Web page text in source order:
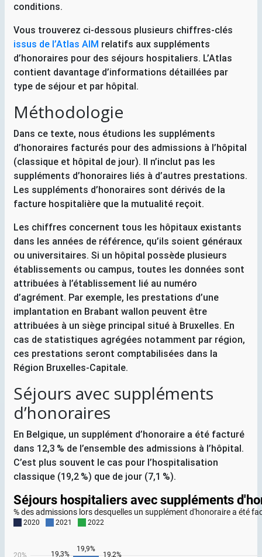
conditions.
Vous trouverez ci-dessous plusieurs chiffres-clés
issus de l’Atlas AIM relatifs aux suppléments
d’honoraires pour des séjours hospitaliers. L’Atlas
contient davantage d’informations détaillées par
type de séjour et par hôpital.
Méthodologie
Dans ce texte, nous étudions les suppléments
d’honoraires facturés pour des admissions à l’hôpital
(classique et hôpital de jour). Il n’inclut pas les
suppléments d’honoraires liés à d’autres prestations.
Les suppléments d’honoraires sont dérivés de la
facture hospitalière que la mutualité reçoit.
Les chiffres concernent tous les hôpitaux existants
dans les années de référence, qu’ils soient généraux
ou universitaires. Si un hôpital possède plusieurs
établissements ou campus, toutes les données sont
attribuées à l’établissement lié au numéro
d’agrément. Par exemple, les prestations d’une
implantation en Brabant wallon peuvent être
attribuées à un siège principal situé à Bruxelles. En
cas de statistiques agrégées notamment par région,
ces prestations seront comptabilisées dans la
Région Bruxelles-Capitale.
Séjours avec suppléments
d’honoraires
En Belgique, un supplément d’honoraire a été facturé
dans 12,3 % de l’ensemble des admissions à l’hôpital.
C’est plus souvent le cas pour l’hospitalisation
classique (19,2 %) que de jour (7,1 %).